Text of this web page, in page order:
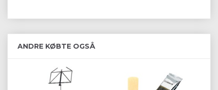
ANDRE KØBTE OGSÅ